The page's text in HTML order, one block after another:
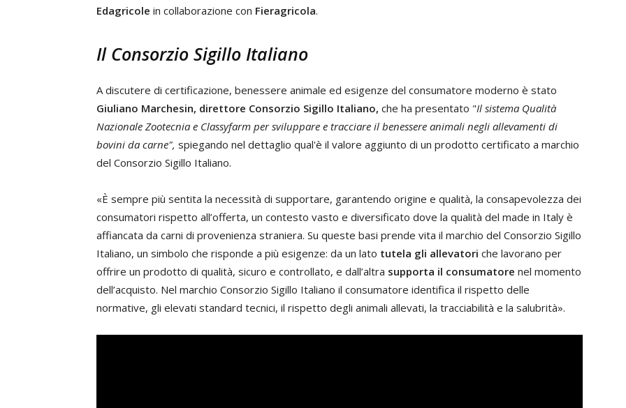
Edagricole in collaborazione con Fieragricola.
Il Consorzio Sigillo Italiano
A discutere di certificazione, benessere animale ed esigenze del consumatore moderno è stato
Giuliano Marchesin, direttore Consorzio Sigillo Italiano, che ha presentato "Il sistema Qualità
Nazionale Zootecnia e Classyfarm per sviluppare e tracciare il benessere animali negli allevamenti di
bovini da carne", spiegando nel dettaglio qual'è il valore aggiunto di un prodotto certificato a marchio
del Consorzio Sigillo Italiano.
«È sempre più sentita la necessità di supportare, garantendo origine e qualità, la consapevolezza dei
consumatori rispetto all’offerta, un contesto vasto e diversificato dove la qualità del made in Italy è
affiancata da carni di provenienza straniera. Su queste basi prende vita il marchio del Consorzio Sigillo
Italiano, un simbolo che risponde a più esigenze: da un lato tutela gli allevatori che lavorano per
offrire un prodotto di qualità, sicuro e controllato, e dall’altra supporta il consumatore nel momento
dell’acquisto. Nel marchio Consorzio Sigillo Italiano il consumatore identifica il rispetto delle
normative, gli elevati standard tecnici, il rispetto degli animali allevati, la tracciabilità e la salubrità».